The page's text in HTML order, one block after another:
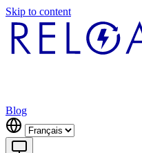
Skip to content
Blog